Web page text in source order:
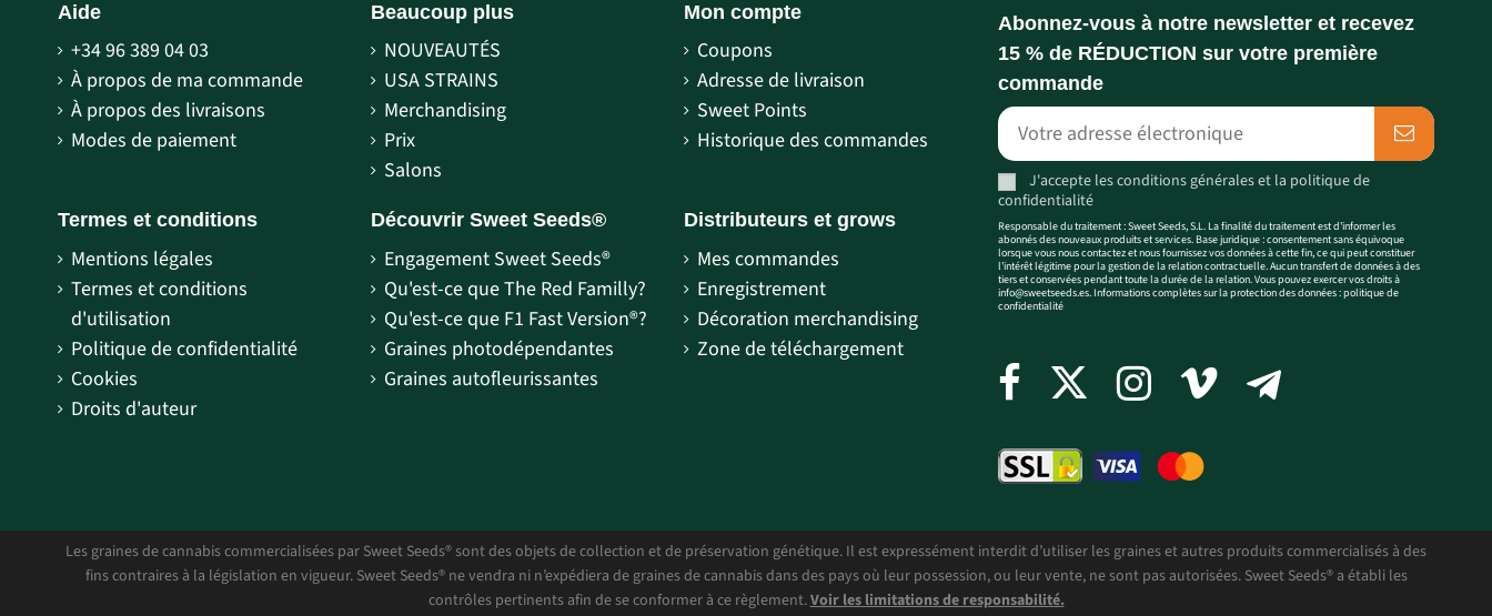
Aide
+34 96 389 04 03
À propos de ma commande
À propos des livraisons
Modes de paiement
Beaucoup plus
NOUVEAUTÉS
USA STRAINS
Merchandising
Prix
Salons
Mon compte
Coupons
Adresse de livraison
Sweet Points
Historique des commandes
Termes et conditions
Mentions légales
Termes et conditions
d'utilisation
Politique de confidentialité
Cookies
Droits d'auteur
Découvrir Sweet Seeds®
Engagement Sweet Seeds®
Qu'est-ce que The Red Familly?
Qu'est-ce que F1 Fast Version®?
Graines photodépendantes
Graines autofleurissantes
Distributeurs et grows
Mes commandes
Enregistrement
Décoration merchandising
Zone de téléchargement
Abonnez-vous à notre newsletter et recevez
15 % de RÉDUCTION sur votre première
commande
J'accepte lesconditions généraleset la politique de
confidentialité
Responsable du traitement : Sweet Seeds, S.L. La finalité du traitement est d'informer les
abonnés des nouveaux produits et services. Base juridique : consentement sans équivoque
lorsque vous nous contactez et nous fournissez vos données à cette fin, ce qui peut constituer
l'intérêt légitime pour la gestion de la relation contractuelle. Aucun transfert de données à des
tiers et conservées pendant toute la durée de la relation. Vous pouvez exercer vos droits à
info@sweetseeds.es. Informations complètes sur la protection des données :politique de
confidentialité
Les graines de cannabis commercialisées par Sweet Seeds® sont des objets de collection et de préservation génétique. Il est expressément interdit d’utiliser les graines et autres produits commercialisés à des
fins contraires à la législation en vigueur. Sweet Seeds® ne vendra ni n’expédiera de graines de cannabis dans des pays où leur possession, ou leur vente, ne sont pas autorisées. Sweet Seeds® a établi les
contrôles pertinents afin de se conformer à ce règlement.Voir les limitations de responsabilité.